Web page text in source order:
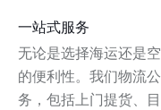
一站式服务
无论是选择海运还是
的便利性。我们物流
务，包括上门提货、